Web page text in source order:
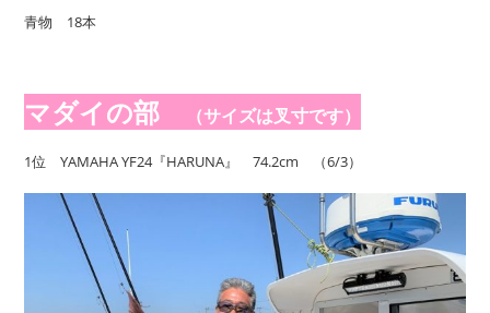
求人情報 会社概要
青物 18本
マダイの部 （サイズは叉寸です）
1位 YAMAHA YF24『HARUNA』 74.2cm （6/3）